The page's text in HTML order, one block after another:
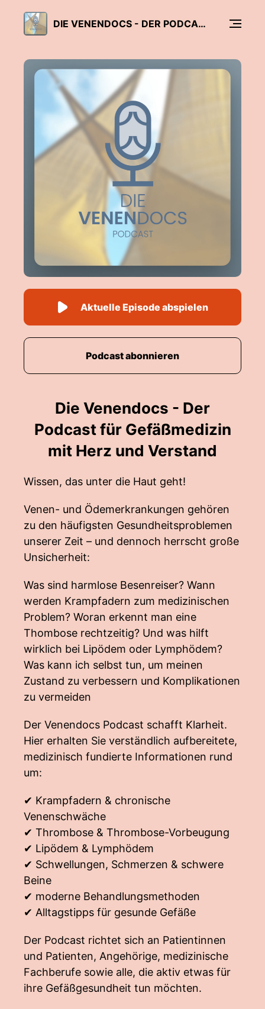
DIE VENENDOCS - DER PODCAST FÜR GEFÄSSMEDIZIN MIT HERZ UND VERSTAND
Die Venendocs - Der
Podcast für Gefäßmedizin
mit Herz und Verstand
Wissen, das unter die Haut geht!
Venen- und Ödemerkrankungen gehören
zu den häufigsten Gesundheitsproblemen
unserer Zeit – und dennoch herrscht große
Unsicherheit:
Was sind harmlose Besenreiser? Wann
werden Krampfadern zum medizinischen
Problem? Woran erkennt man eine
Thombose rechtzeitig? Und was hilft
wirklich bei Lipödem oder Lymphödem?
Was kann ich selbst tun, um meinen
Zustand zu verbessern und Komplikationen
zu vermeiden
Der Venendocs Podcast schafft Klarheit.
Hier erhalten Sie verständlich aufbereitete,
medizinisch fundierte Informationen rund
um:
✔ Krampfadern & chronische
Venenschwäche
✔ Thrombose & Thrombose-Vorbeugung
✔ Lipödem & Lymphödem
✔ Schwellungen, Schmerzen & schwere
Beine
✔ moderne Behandlungsmethoden
✔ Alltagstipps für gesunde Gefäße
Der Podcast richtet sich an Patientinnen
und Patienten, Angehörige, medizinische
Fachberufe sowie alle, die aktiv etwas für
ihre Gefäßgesundheit tun möchten.
Aktuelle Episode abspielen
Podcast abonnieren